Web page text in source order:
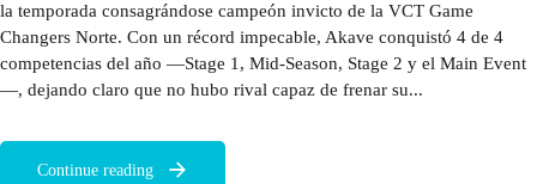
la temporada consagrándose campeón invicto de la VCT Game
Changers Norte. Con un récord impecable, Akave conquistó 4 de 4
competencias del año —Stage 1, Mid-Season, Stage 2 y el Main Event
—, dejando claro que no hubo rival capaz de frenar su...
Continue reading